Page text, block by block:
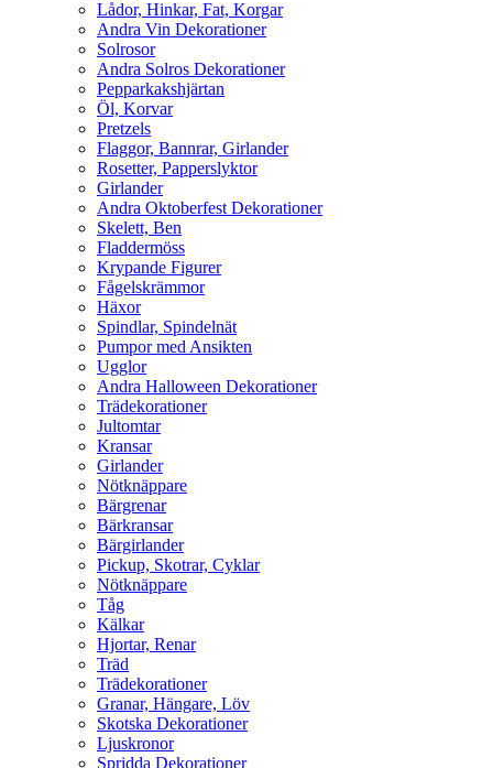
Lådor, Hinkar, Fat, Korgar
Andra Vin Dekorationer
Solrosor
Andra Solros Dekorationer
Pepparkakshjärtan
Öl, Korvar
Pretzels
Flaggor, Bannrar, Girlander
Rosetter, Papperslyktor
Girlander
Andra Oktoberfest Dekorationer
Skelett, Ben
Fladdermöss
Krypande Figurer
Fågelskrämmor
Häxor
Spindlar, Spindelnät
Pumpor med Ansikten
Ugglor
Andra Halloween Dekorationer
Trädekorationer
Jultomtar
Kransar
Girlander
Nötknäppare
Bärgrenar
Bärkransar
Bärgirlander
Pickup, Skotrar, Cyklar
Nötknäppare
Tåg
Kälkar
Hjortar, Renar
Träd
Trädekorationer
Granar, Hängare, Löv
Skotska Dekorationer
Ljuskronor
Spridda Dekorationer